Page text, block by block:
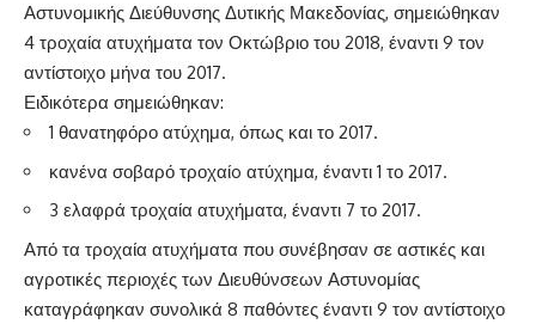
Αστυνομικής Διεύθυνσης Δυτικής Μακεδονίας, σημειώθηκαν
4 τροχαία ατυχήματα τον Οκτώβριο του 2018, έναντι 9 τον
αντίστοιχο μήνα του 2017.
Ειδικότερα σημειώθηκαν:
1 θανατηφόρο ατύχημα, όπως και το 2017.
κανένα σοβαρό τροχαίo ατύχημα, έναντι 1 το 2017.
3 ελαφρά τροχαία ατυχήματα, έναντι 7 το 2017.
Από τα τροχαία ατυχήματα που συνέβησαν σε αστικές και
αγροτικές περιοχές των Διευθύνσεων Αστυνομίας
καταγράφηκαν συνολικά 8 παθόντες έναντι 9 τον αντίστοιχο